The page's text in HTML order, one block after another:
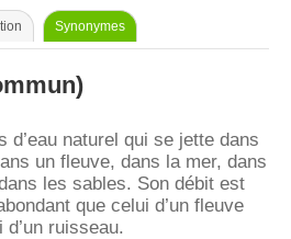
Synonymes
d’eau naturel qui se jette dans
un fleuve, dans la mer, dans
les sables. Son débit est
que celui d’un fleuve
ruisseau.